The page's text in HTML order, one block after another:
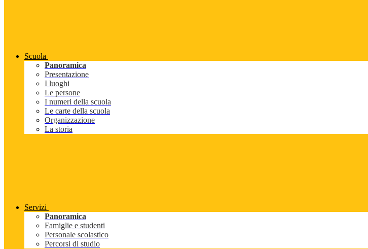
Scuola
Panoramica
Presentazione
I luoghi
Le persone
I numeri della scuola
Le carte della scuola
Organizzazione
La storia
Servizi
Panoramica
Famiglie e studenti
Personale scolastico
Percorsi di studio